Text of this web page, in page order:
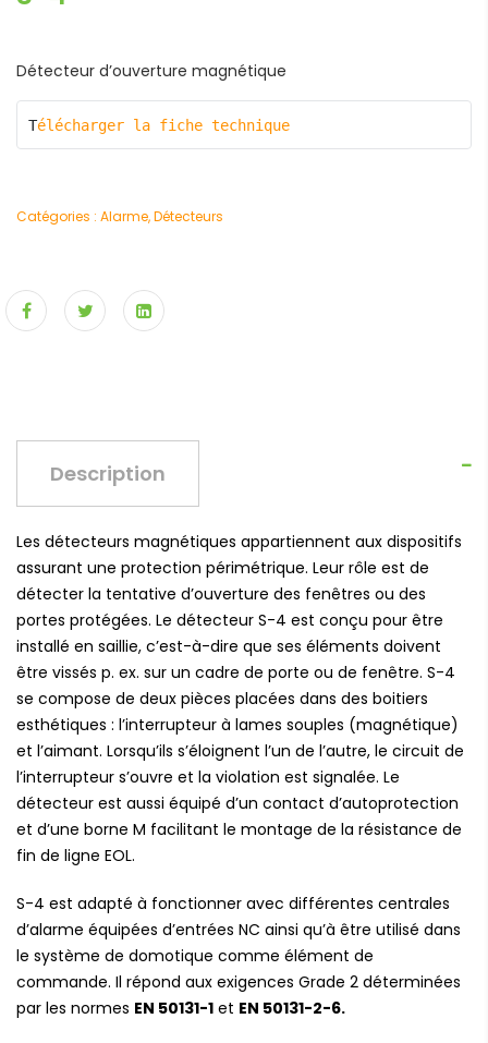
Détecteur d’ouverture magnétique
Télécharger la fiche technique
Catégories : Alarme,Détecteurs
Description
Les détecteurs magnétiques appartiennent aux dispositifs
assurant une protection périmétrique. Leur rôle est de
détecter la tentative d’ouverture des fenêtres ou des
portes protégées. Le détecteur S-4 est conçu pour être
installé en saillie, c’est-à-dire que ses éléments doivent
être vissés p. ex. sur un cadre de porte ou de fenêtre. S-4
se compose de deux pièces placées dans des boitiers
esthétiques : l’interrupteur à lames souples (magnétique)
et l’aimant. Lorsqu’ils s’éloignent l’un de l’autre, le circuit de
l’interrupteur s’ouvre et la violation est signalée. Le
détecteur est aussi équipé d’un contact d’autoprotection
et d’une borne M facilitant le montage de la résistance de
fin de ligne EOL.
S-4 est adapté à fonctionner avec différentes centrales
d’alarme équipées d’entrées NC ainsi qu’à être utilisé dans
le système de domotique comme élément de
commande. Il répond aux exigences Grade 2 déterminées
par les normes EN 50131-1 et EN 50131-2-6.